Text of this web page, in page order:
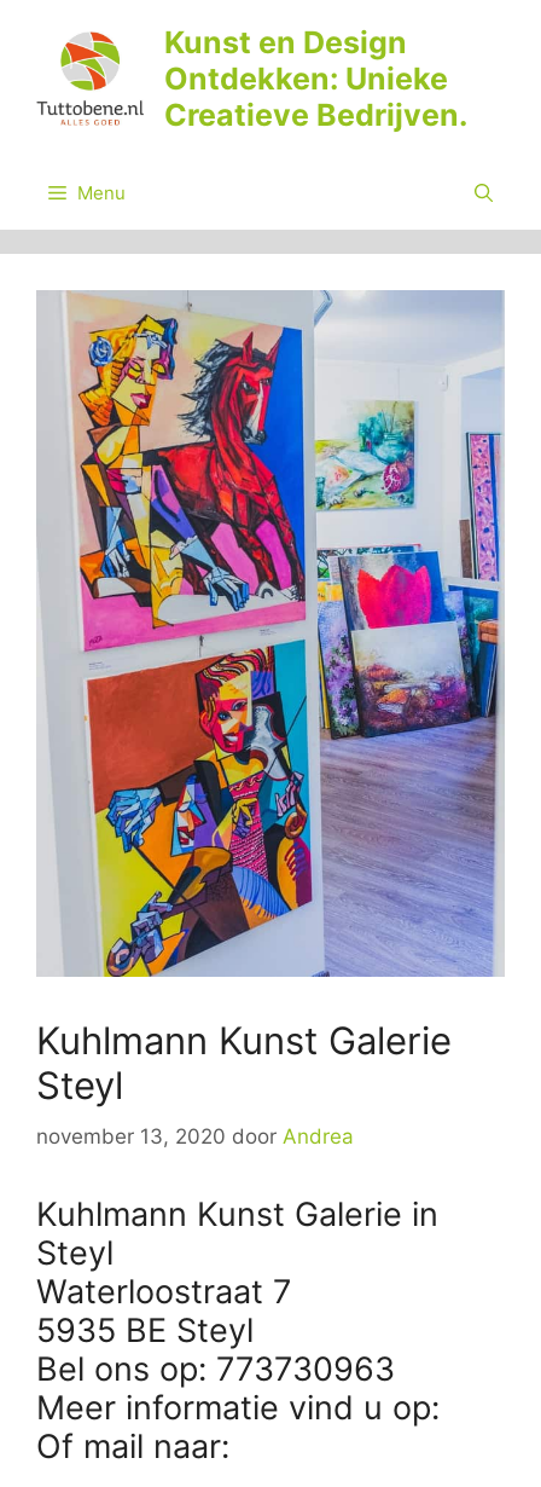
inhoud
Kunst en Design
Ontdekken: Unieke
Creatieve Bedrijven.
Menu
Kuhlmann Kunst Galerie
Steyl
november 13, 2020 door Andrea
Kuhlmann Kunst Galerie in
Steyl
Waterloostraat 7
5935 BE Steyl
Bel ons op: 773730963
Meer informatie vind u op:
Of mail naar: